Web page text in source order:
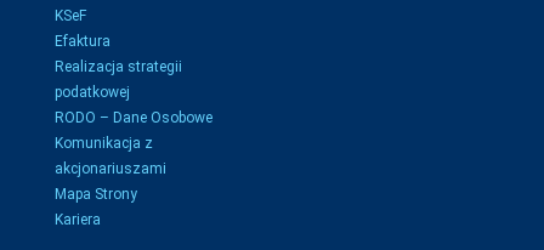
KSeF
Efaktura
Realizacja strategii
podatkowej
RODO – Dane Osobowe
Komunikacja z
akcjonariuszami
Mapa Strony
Kariera